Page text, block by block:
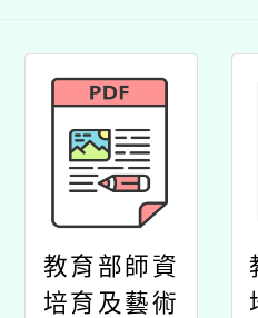
教育部師資
培育及藝術